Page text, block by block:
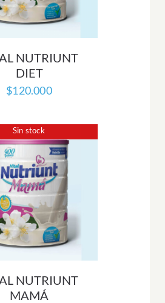
NUTRIUNT
DIET
$120.000
Sin stock
NUTRIUNT
MAMÁ